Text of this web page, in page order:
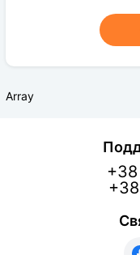
Array